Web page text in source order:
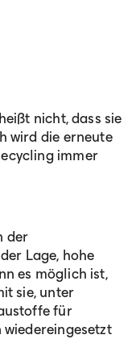
nicht, dass sie
wird die erneute
immer
der
Lage, hohe
es möglich ist,
sie, unter
für